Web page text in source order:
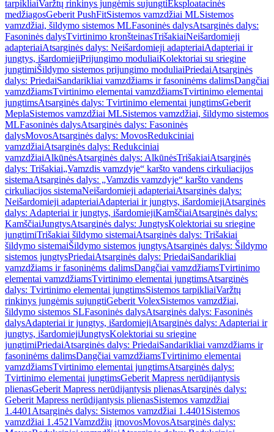
tarpikliaiVaržtų rinkinys jungėmis sujungtiEksploatacinės
medžiagosGeberit PushFitSistemos vamzdžiai MLSistemos
vamzdžiai, šildymo sistemos MLFasoninės dalysAtsarginės dalys:
Fasoninės dalysTvirtinimo kronšteinasTrišakiaiNeišardomieji
adapteriaiAtsarginės dalys: Neišardomieji adapteriaiAdapteriai ir
jungtys, išardomiejiPrijungimo moduliaiKolektoriai su sriegine
jungtimiŠildymo sistemos prijungimo moduliaiPriedaiAtsarginės
dalys: PriedaiSandarikliai vamzdžiams ir fasoninėms dalimsDangčiai
vamzdžiamsTvirtinimo elementai vamzdžiamsTvirtinimo elementai
jungtimsAtsarginės dalys: Tvirtinimo elementai jungtimsGeberit
MeplaSistemos vamzdžiai MLSistemos vamzdžiai, šildymo sistemos
MLFasoninės dalysAtsarginės dalys: Fasoninės
dalysMovosAtsarginės dalys: MovosRedukciniai
vamzdžiaiAtsarginės dalys: Redukciniai
vamzdžiaiAlkūnėsAtsarginės dalys: AlkūnėsTrišakiaiAtsarginės
dalys: Trišakiai„Vamzdis vamzdyje“ karšto vandens cirkuliacijos
sistemaAtsarginės dalys: „Vamzdis vamzdyje“ karšto vandens
cirkuliacijos sistemaNeišardomieji adapteriaiAtsarginės dalys:
Neišardomieji adapteriaiAdapteriai ir jungtys, išardomiejiAtsarginės
dalys: Adapteriai ir jungtys, išardomiejiKamščiaiAtsarginės dalys:
KamščiaiJungtysAtsarginės dalys: JungtysKolektoriai su sriegine
jungtimiTrišakiai šildymo sistemaiAtsarginės dalys: Trišakiai
šildymo sistemaiŠildymo sistemos jungtysAtsarginės dalys: Šildymo
sistemos jungtysPriedaiAtsarginės dalys: PriedaiSandarikliai
vamzdžiams ir fasoninėms dalimsDangčiai vamzdžiamsTvirtinimo
elementai vamzdžiamsTvirtinimo elementai jungtimsAtsarginės
dalys: Tvirtinimo elementai jungtimsSistemos tarpikliaiVaržtų
rinkinys jungėmis sujungtiGeberit VolexSistemos vamzdžiai,
šildymo sistemos SLFasoninės dalysAtsarginės dalys: Fasoninės
dalysAdapteriai ir jungtys, išardomiejiAtsarginės dalys: Adapteriai ir
jungtys, išardomiejiJungtysKolektoriai su sriegine
jungtimiPriedaiAtsarginės dalys: PriedaiSandarikliai vamzdžiams ir
fasoninėms dalimsDangčiai vamzdžiamsTvirtinimo elementai
vamzdžiamsTvirtinimo elementai jungtimsAtsarginės dalys:
Tvirtinimo elementai jungtimsGeberit Mapress nerūdijantysis
plienasGeberit Mapress nerūdijantysis plienasAtsarginės dalys:
Geberit Mapress nerūdijantysis plienasSistemos vamzdžiai
1.4401 Atsarginės dalys: Sistemos vamzdžiai 1.4401 Sistemos
vamzdžiai 1.4521Vamzdžių įmovosMovosAtsarginės dalys: